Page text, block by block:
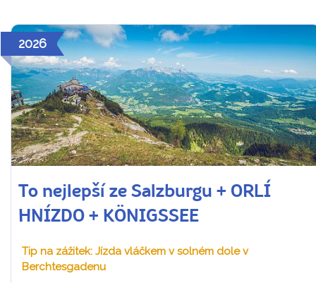
2026
To nejlepší ze Salzburgu + ORLÍ
HNÍZDO + KÖNIGSSEE
Tip na zážitek: Jízda vláčkem v solném dole v
Berchtesgadenu